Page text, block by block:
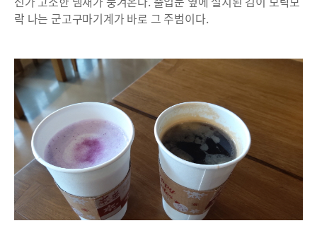
락 나는 군고구마기계가 바로 그 주범이다.